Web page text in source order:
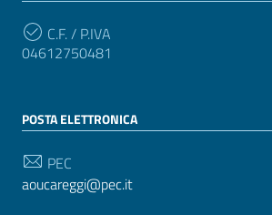
C.F. / P.IVA
04612750481
POSTA ELETTRONICA
PEC
aoucareggi@pec.it